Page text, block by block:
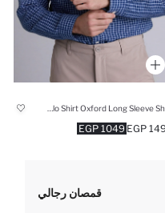
1049 EGP 1499
قمصان رجالي